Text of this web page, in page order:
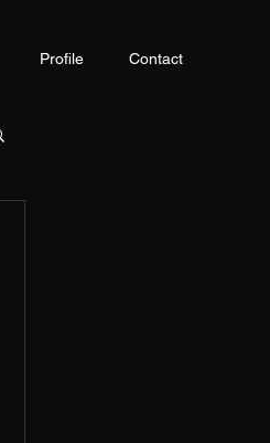
Profile Contact